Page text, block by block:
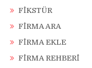
FİKSTÜR
FİRMA ARA
FİRMA EKLE
FİRMA REHBERİ